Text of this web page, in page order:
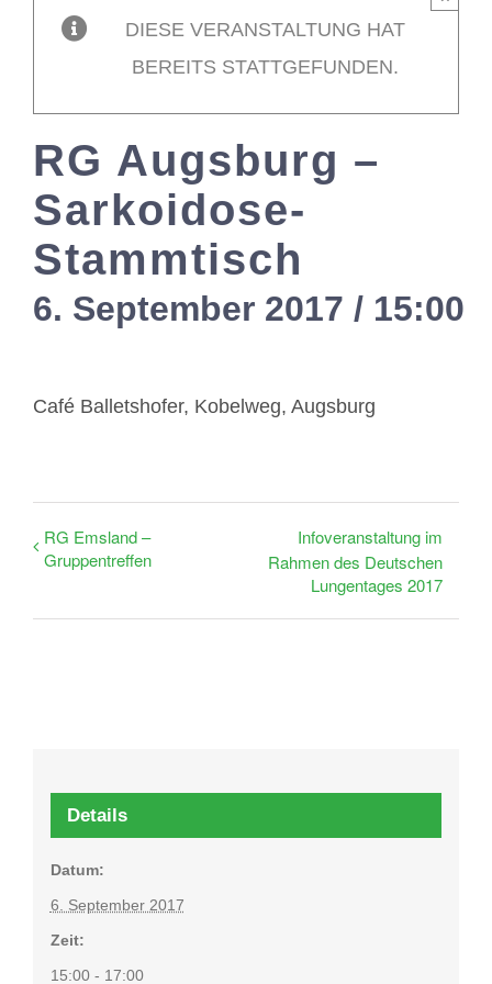
Mitglieder /
DIESE VERANSTALTUNG HAT
BEREITS STATTGEFUNDEN.
RG Augsburg –
Sarkoidose-
Stammtisch
6. September 2017 / 15:00
Café Balletshofer, Kobelweg, Augsburg
RG Emsland –
Gruppentreffen
Infoveranstaltung im
Rahmen des Deutschen
Lungentages 2017
Details
Datum:
6. September 2017
Zeit:
15:00 - 17:00